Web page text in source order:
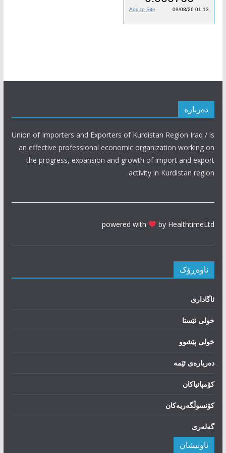
دەربارە
Union of Importers and Exporters of Kurdistan Region Iraq / is
an effective professional economic organization working on
the progress, expansion and growth of import and export
activity in Kurdistan region.
powered with by HealthtimeLtd
ناوەڕۆک
ئاگاداری
خولی ئێستا
خولی پێشوو
دەربارەی ئێمە
کۆمپانیاکان
کۆنسوڵگەریەکان
گەلەری
ناونیشان